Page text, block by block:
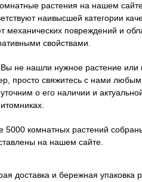
растения на нашем
наивысшей категории
механических повреждений и
свойствами.
не нашли нужное растение или
просто свяжитесь с нами
о его наличии и
5000 комнатных растений
на нашем сайте.
доставка и бережная упаковка